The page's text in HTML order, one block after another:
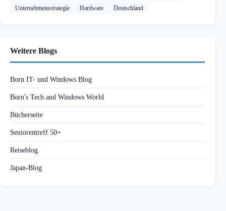
Unternehmensstrategie
Hardware Deutschland
Weitere Blogs
Born IT- und Windows Blog
Born's Tech and Windows World
Bücherseite
Seniorentreff 50+
Reiseblog
Japan-Blog